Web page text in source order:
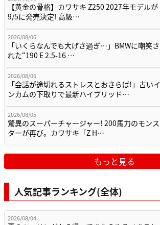
【黄金の骨格】カワサキ Z250 2027年モデルが
9/5に発売決定! 高級…
2026/08/06
「いくらなんでも大げさ過ぎ…」BMWに嘲笑さ
れた“190 E 2.5-16 …
2026/08/06
「会話が途切れるストレスとおさらば!」古いイ
ンカムの下取りで最新ハイブリッド…
2026/08/05
驚異のスーパーチャージャー! 200馬力のモンス
ターが再び。カワサキ「Z H…
もっと見る
人気記事ランキング(全体)
2026/08/04